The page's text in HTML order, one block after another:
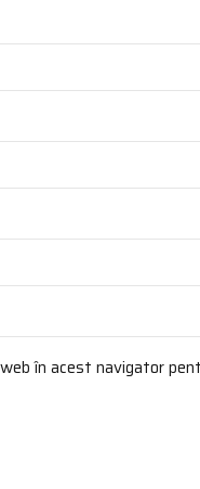
în acest navigator